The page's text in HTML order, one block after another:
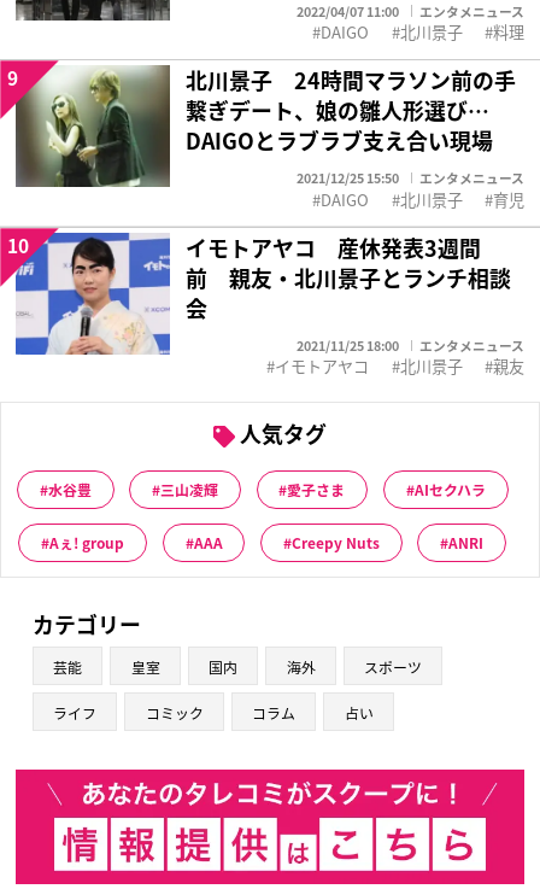
2022/04/07 11:00 エンタメニュース
DAIGO 北川景子 料理
北川景子 24時間マラソン前の手
繋ぎデート、娘の雛人形選び…
DAIGOとラブラブ支え合い現場
2021/12/25 15:50 エンタメニュース
9
DAIGO 北川景子 育児
イモトアヤコ 産休発表3週間
前 親友・北川景子とランチ相談
会
2021/11/25 18:00 エンタメニュース
10
イモトアヤコ 北川景子 親友
人気タグ
水谷豊 三山凌輝 愛子さま AIセクハラ
Aぇ! group AAA Creepy Nuts ANRI
カテゴリー
芸能 皇室 国内 海外 スポーツ
ライフ コミック コラム 占い